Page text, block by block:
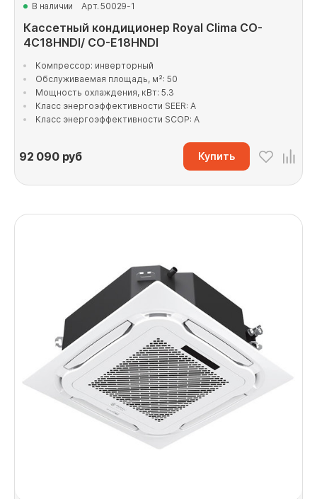
В наличии Арт. 50029-1
Кассетный кондиционер Royal Clima CO-
4C18HNDI/ CO-E18HNDI
Компрессор: инверторный
Обслуживаемая площадь, м²: 50
Мощность охлаждения, кВт: 5.3
Класс энергоэффективности SEER: A
Класс энергоэффективности SCOP: A
92 090руб Купить